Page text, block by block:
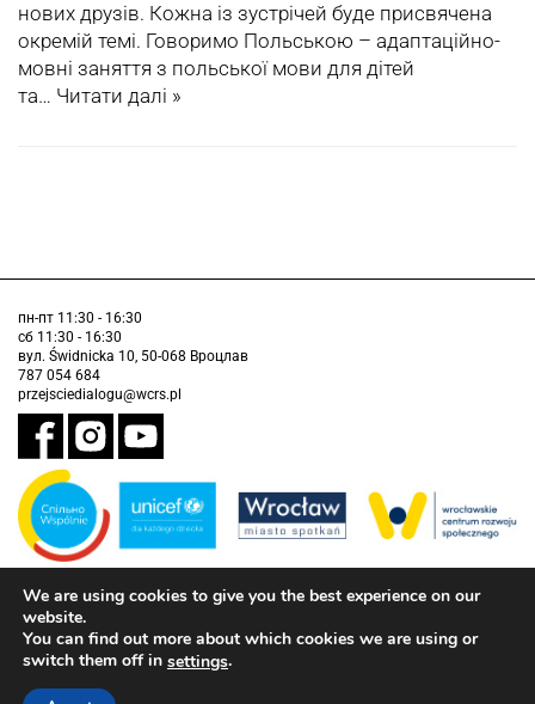
нових друзів. Кожна із зустрічей буде присвячена
окремій темі. Говоримо Польською – aдаптаційно-
мовні заняття з польської мови для дітей
та… Читати далі »
пн-пт 11:30 - 16:30
сб 11:30 - 16:30
вул. Świdnicka 10, 50-068 Вроцлав
787 054 684
przejsciedialogu@wcrs.pl
Завдання виконується муніципалітетом Вроцлава у партнерстві з
Дитячим фондом ООН (ЮНІСЕФ).
інформація про доступність
We are using cookies to give you the best experience on our
website.
You can find out more about which cookies we are using or
switch them off in settings.